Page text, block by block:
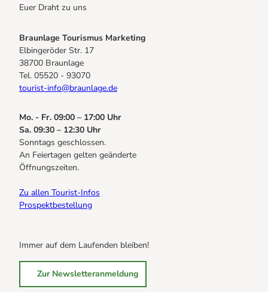
Euer Draht zu uns
Braunlage Tourismus Marketing
Elbingeröder Str. 17
38700 Braunlage
Tel. 05520 - 93070
tourist-info@braunlage.de
Mo. - Fr. 09:00 – 17:00 Uhr
Sa. 09:30 – 12:30 Uhr
Sonntags geschlossen.
An Feiertagen gelten geänderte
Öffnungszeiten.
Zu allen Tourist-Infos
Prospektbestellung
Immer auf dem Laufenden bleiben!
Zur Newsletteranmeldung